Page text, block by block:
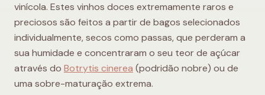
vinícola. Estes vinhos doces extremamente raros e
preciosos são feitos a partir de bagos selecionados
individualmente, secos como passas, que perderam a
sua humidade e concentraram o seu teor de açúcar
através do Botrytis cinerea (podridão nobre) ou de
uma sobre-maturação extrema.